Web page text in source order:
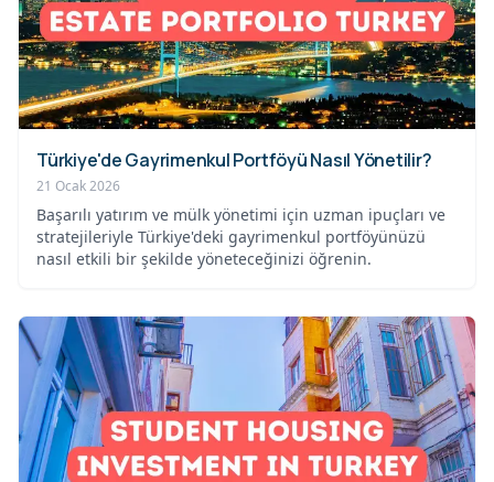
Türkiye'de Gayrimenkul Portföyü Nasıl Yönetilir?
21 Ocak 2026
Başarılı yatırım ve mülk yönetimi için uzman ipuçları ve
stratejileriyle Türkiye'deki gayrimenkul portföyünüzü
nasıl etkili bir şekilde yöneteceğinizi öğrenin.